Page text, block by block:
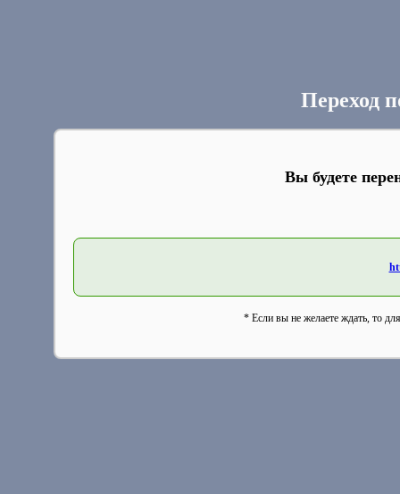
Переход
Вы будете
* Если вы не желаете ждать, то